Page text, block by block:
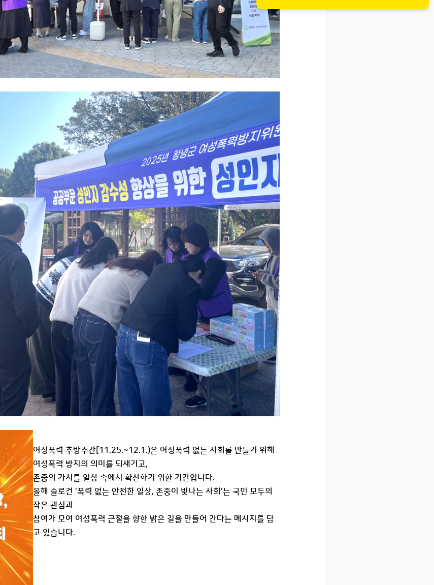
여성폭력 추방주간[11.25.~12.1.)은 여성폭력 없는 사회를 만들기 위해
여성폭력 방지의 의미를 되새기고,
존중의 가치를 일상 속에서 확산하기 위한 기간입니다.
올해 슬로건 '폭력 없는 안전한 일상, 존중이 빛나는 사회'는 국민 모두의
작은 관심과
참여가 모여 여성폭력 근절을 향한 밝은 길을 만들어 간다는 메시지를 담
고 있습니다.